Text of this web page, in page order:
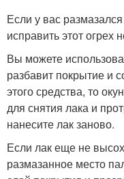
Если у вас
исправить этот огрех
Вы можете
разбавит покрытие и
этого средства, то
для снятия лака и
нанесите лак заново.
Если лак еще не
размазанное место